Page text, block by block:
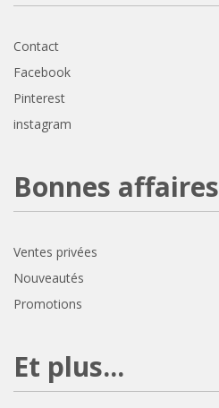
Contact
Facebook
Pinterest
instagram
Bonnes affaires
Ventes privées
Nouveautés
Promotions
Et plus...